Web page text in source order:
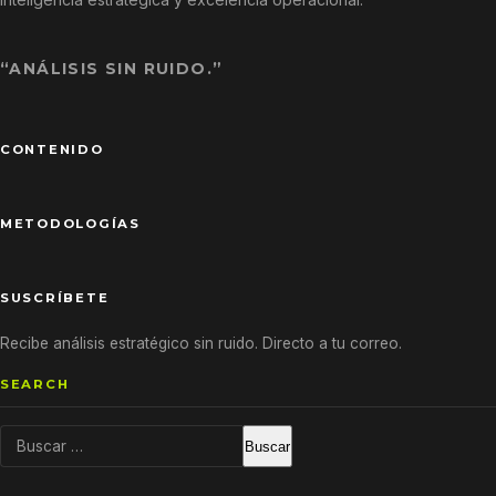
“ANÁLISIS SIN RUIDO.”
CONTENIDO
METODOLOGÍAS
SUSCRÍBETE
Recibe análisis estratégico sin ruido. Directo a tu correo.
SEARCH
Buscar: